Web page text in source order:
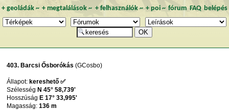
+ geoládák~ +megtalálások ~ + felhasználók~ + poi~ fórum FAQ belépés
403. Barcsi Ősborókás (GCosbo)
Állapot:kereshető ✅
SzélességN 45° 58,739'
HosszúságE 17° 33,995'
Magasság:136 m